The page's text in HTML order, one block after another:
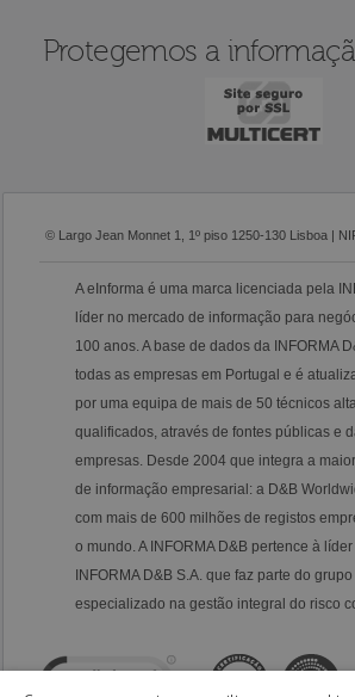
Protegemos a
© Largo Jean Monnet 1, 1º piso 1250-130 Lisboa |
A eInforma é uma marca licenciada pela
líder no mercado de informação para
100 anos. A base de dados da INFORMA
todas as empresas em Portugal e é
por uma equipa de mais de 50 técnicos
qualificados, através de fontes públicas e
empresas. Desde 2004 que integra a
de informação empresarial: a D&B
com mais de 600 milhões de registos
o mundo. A INFORMA D&B pertence à
INFORMA D&B S.A. que faz parte do
especializado na gestão integral do risco